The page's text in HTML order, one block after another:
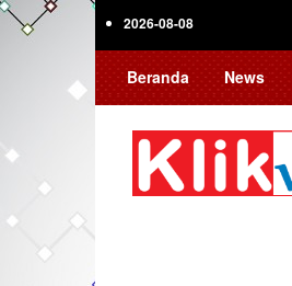
Skip
2026-08-08
Beranda News